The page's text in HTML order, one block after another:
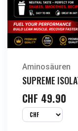
Aminosäuren
SUPREME
CHF 49.90